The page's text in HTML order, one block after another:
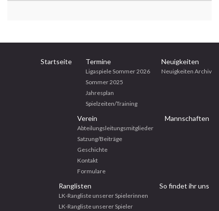
Startseite Termine
Ligaspiele Sommer 2026
Sommer 2025
Jahresplan
Spielzeiten/Training
Neuigkeiten
Neuigkeiten Archiv
Verein
Abteilungsleitungsmitglieder
Satzung/Beiträge
Geschichte
Kontakt
Formulare
Mannschaften
Ranglisten
LK-Rangliste unserer Spielerinnen
LK-Rangliste unserer Spieler
So findet ihr uns